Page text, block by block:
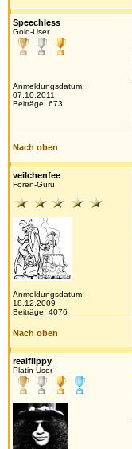
Speechless
Gold-User
Anmeldungsdatum:
07.10.2011
Beiträge: 673
Nach oben
veilchenfee
Foren-Guru
Anmeldungsdatum:
18.12.2009
Beiträge: 4076
Nach oben
realflippy
Platin-User